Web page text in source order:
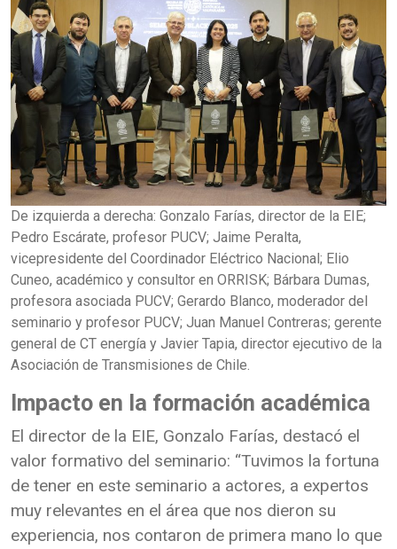
De izquierda a derecha: Gonzalo Farías, director de la EIE;
Pedro Escárate, profesor PUCV; Jaime Peralta,
vicepresidente del Coordinador Eléctrico Nacional; Elio
Cuneo, académico y consultor en ORRISK; Bárbara Dumas,
profesora asociada PUCV; Gerardo Blanco, moderador del
seminario y profesor PUCV; Juan Manuel Contreras; gerente
general de CT energía y Javier Tapia, director ejecutivo de la
Asociación de Transmisiones de Chile.
Impacto en la formación académica
El director de la EIE, Gonzalo Farías, destacó el
valor formativo del seminario: “Tuvimos la fortuna
de tener en este seminario a actores, a expertos
muy relevantes en el área que nos dieron su
experiencia, nos contaron de primera mano lo que